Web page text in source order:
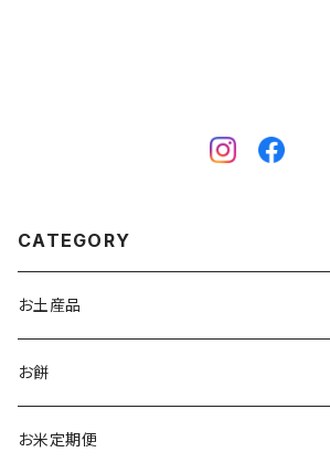
CATEGORY
お土産品
食品
お菓子
お酒
お餅
お米定期便